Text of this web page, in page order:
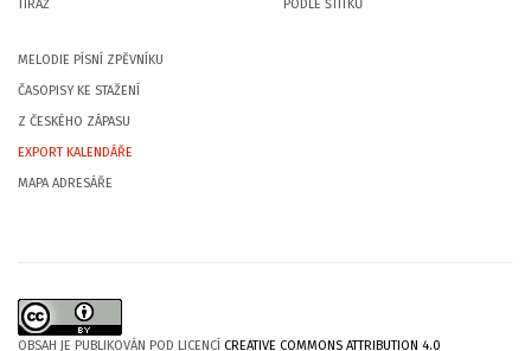
TIRÁŽ
PODLE ŠTÍTKŮ
MELODIE PÍSNÍ ZPĚVNÍKU
ČASOPISY KE STAŽENÍ
Z ČESKÉHO ZÁPASU
EXPORT KALENDÁŘE
MAPA ADRESÁŘE
OBSAH JE PUBLIKOVÁN POD LICENCÍ CREATIVE COMMONS ATTRIBUTION 4.0